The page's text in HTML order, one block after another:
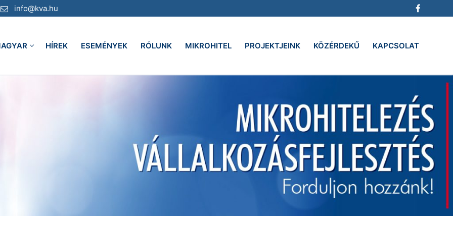
info@kva.hu
HÍREK ESEMÉNYEK RÓLUNK MIKROHITEL PROJEKTJEINK KÖZÉRDEKŰ KAPCSOLAT